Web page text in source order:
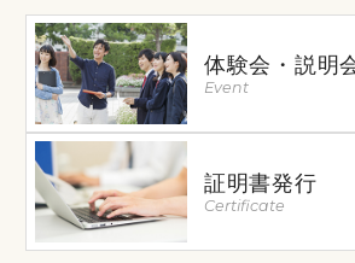
体験会・説明
Event
証明書発行
Certificate